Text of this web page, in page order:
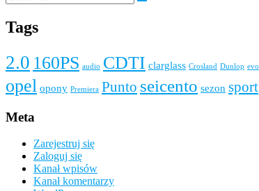
Tags
2.0 160PS audio CDTI clarglass Crosland Dunlop evo
opel opony Premiera Punto seicento sezon sport
Meta
Zarejestruj się
Zaloguj się
Kanał wpisów
Kanał komentarzy